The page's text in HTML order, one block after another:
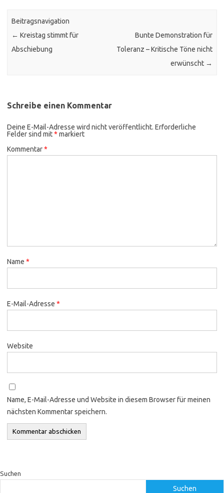
Beitragsnavigation
← Kreistag stimmt für
Abschiebung
Bunte Demonstration für
Toleranz – Kritische Töne nicht
erwünscht →
Schreibe einen Kommentar
Deine E-Mail-Adresse wird nicht veröffentlicht. Erforderliche
Felder sind mit* markiert
Kommentar*
Name *
E-Mail-Adresse *
Website
Name, E-Mail-Adresse und Website in diesem Browser für meinen
nächsten Kommentar speichern.
Suchen
Suchen